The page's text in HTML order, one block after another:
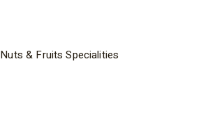
Nuts & FruitsSpecialities